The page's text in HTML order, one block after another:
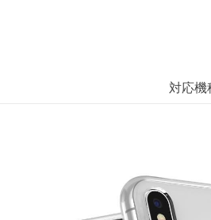
には、日本では珍しい「海外ブ
対応機